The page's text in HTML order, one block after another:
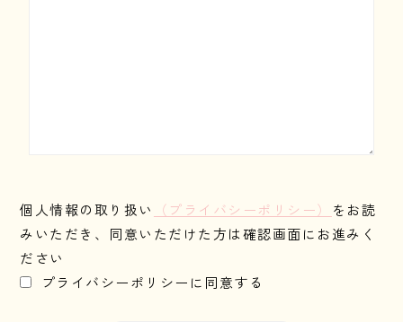
個人情報の取り扱い （プライバシーポリシー） をお読
みいただき、同意いただけた方は確認画面にお進みく
ださい
プライバシーポリシーに同意する